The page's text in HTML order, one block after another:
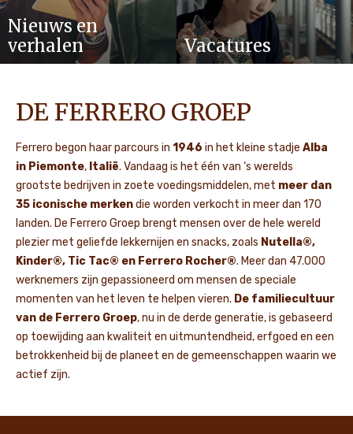
Nieuws en
verhalen
Vacatures
DE FERRERO GROEP
Ferrero begon haar parcours in 1946 in het kleine stadje Alba
in Piemonte, Italië. Vandaag is het één van ‘s werelds
grootste bedrijven in zoete voedingsmiddelen, met meer dan
35 iconische merkendie worden verkocht in meer dan 170
landen. De Ferrero Groep brengt mensen over de hele wereld
plezier met geliefde lekkernijen en snacks, zoals Nutella®,
Kinder®, Tic Tac® en Ferrero Rocher®. Meer dan 47.000
werknemers zijn gepassioneerd om mensen de speciale
momenten van het leven te helpen vieren. De familiecultuur
van de Ferrero Groep, nu in de derde generatie, is gebaseerd
op toewijding aan kwaliteit en uitmuntendheid, erfgoed en een
betrokkenheid bij de planeet en de gemeenschappen waarin we
actief zijn.